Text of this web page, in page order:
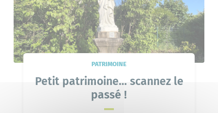
PATRIMOINE
Petit patrimoine… scannez le
passé !
Bibliothèque